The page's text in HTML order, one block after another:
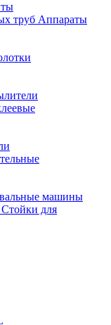
Аппараты
машины
Стойки для